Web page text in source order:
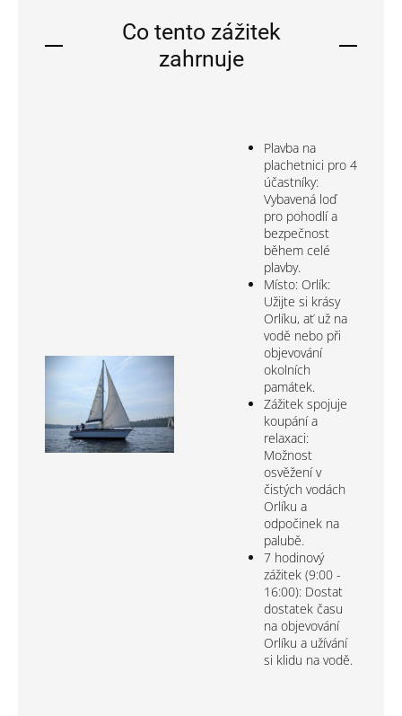
Co tento zážitek
zahrnuje
Plavba na
plachetnici pro 4
účastníky:
Vybavená loď
pro pohodlí a
bezpečnost
během celé
plavby.
Místo: Orlík:
Užijte si krásy
Orlíku, ať už na
vodě nebo při
objevování
okolních
památek.
Zážitek spojuje
koupání a
relaxaci:
Možnost
osvěžení v
čistých vodách
Orlíku a
odpočinek na
palubě.
7 hodinový
zážitek (9:00 -
16:00): Dostat
dostatek času
na objevování
Orlíku a užívání
si klidu na vodě.